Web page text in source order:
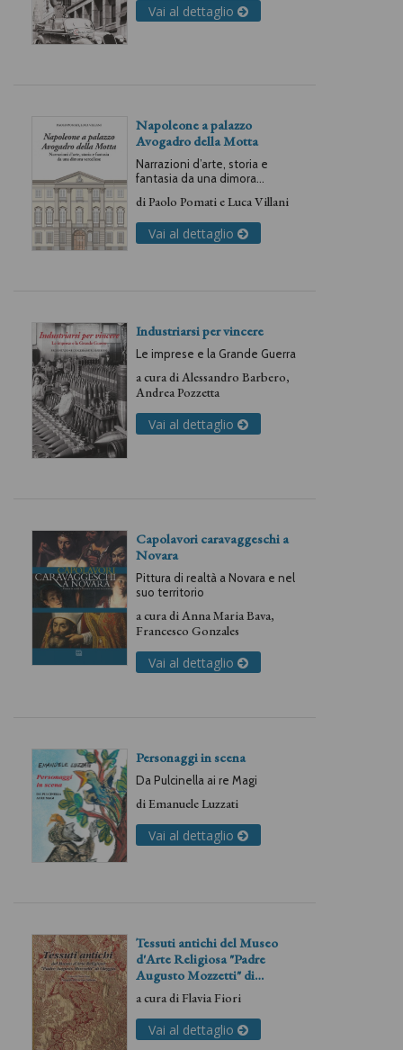
Vai al dettaglio
Napoleone a palazzo
Avogadro della Motta
Narrazioni d’arte, storia e
fantasia da una dimora
diPaolo PomatieLuca Villani
Vai al dettaglio
Industriarsi per vincere
Le imprese e la Grande Guerra
a cura diAlessandro Barbero,
Andrea Pozzetta
Vai al dettaglio
Capolavori caravaggeschi a
Novara
Pittura di realtà a Novara e nel
suo territorio
a cura diAnna Maria Bava,
Francesco Gonzales
Vai al dettaglio
Personaggi in scena
Da Pulcinella ai re Magi
diEmanuele Luzzati
Vai al dettaglio
Tessuti antichi del Museo
d'Arte Religiosa "Padre
Augusto Mozzetti" di
Oleggio
a cura diFlavia Fiori
Vai al dettaglio